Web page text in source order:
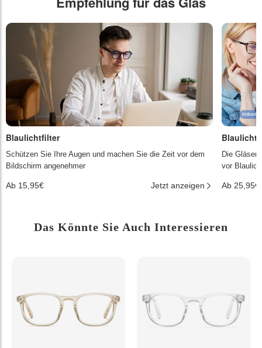
Blaulichtfilter
Schützen Sie Ihre Augen und machen Sie die Zeit vor dem
Bildschirm angenehmer
Ab 15,95€ Jetzt anzeigen
Die Gläser
vor
Ab 25,95€
Das Könnte Sie Auch Interessieren